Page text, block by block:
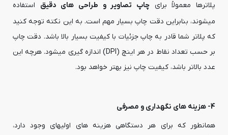
پلاترها معمولاً برای چاپ تصاویر و طراحی های دقیق استفاده
میشوند، بنابراین دقت چاپ بسیار مهم است. به این نکته توجه کنید
که پلاتر شما قادر به چاپ جزئیات با کیفیت بسیار بالا باشد. دقت چاپ
بر حسب تعداد نقاط در هر اینچ (DPI) اندازه گیری میشود. هرچه این
عدد بالاتر باشد، کیفیت چاپ نیز بهتر خواهد بود.
4- هزینه های نگهداری و مصرفی
همانطور که برای هر دستگاهی هزینه های اولیهای وجود دارد،